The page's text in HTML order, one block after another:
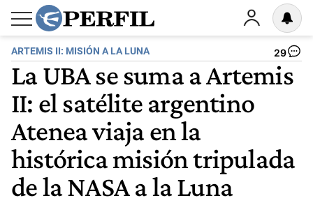
ARTEMIS II: MISIÓN A LA LUNA 29
La UBA se suma a Artemis
II: el satélite argentino
Atenea viaja en la
histórica misión tripulada
de la NASA a la Luna